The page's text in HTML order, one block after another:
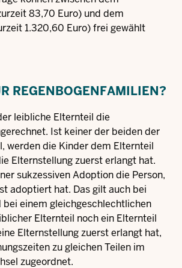
83,70 Euro) und dem
1.320,60 Euro) frei gewählt
REGENBOGENFAMILIEN?
leibliche Elternteil die
Ist keiner der beiden der
werden die Kinder dem Elternteil
Elternstellung zuerst erlangt hat.
sukzessiven Adoption die Person,
adoptiert hat. Das gilt auch bei
bei einem gleichgeschlechtlichen
Elternteil noch ein Elternteil
Elternstellung zuerst erlangt hat,
zu gleichen Teilen im
zugeordnet.